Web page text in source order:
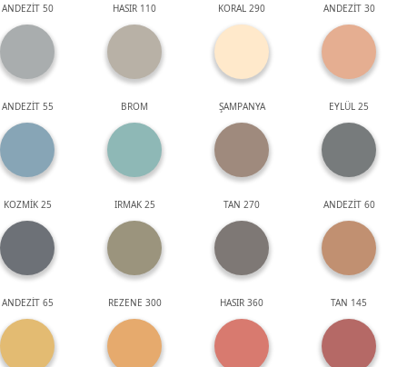
ANDEZİT 50 HASIR 110 KORAL 290 ANDEZİT 30
ANDEZİT 55 BROM ŞAMPANYA EYLÜL 25
KOZMİK 25 IRMAK 25 TAN 270 ANDEZİT 60
ANDEZİT 65 REZENE 300 HASIR 360 TAN 145